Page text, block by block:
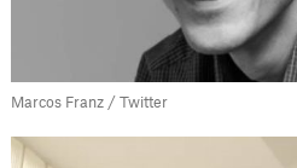
Marcos Franz / Twitter